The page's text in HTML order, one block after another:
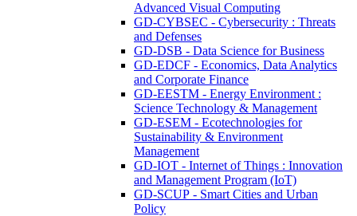
Advanced Visual Computing
GD-CYBSEC - Cybersecurity : Threats
and Defenses
GD-DSB - Data Science for Business
GD-EDCF - Economics, Data Analytics
and Corporate Finance
GD-EESTM - Energy Environment :
Science Technology & Management
GD-ESEM - Ecotechnologies for
Sustainability & Environment
Management
GD-IOT - Internet of Things : Innovation
and Management Program (IoT)
GD-SCUP - Smart Cities and Urban
Policy